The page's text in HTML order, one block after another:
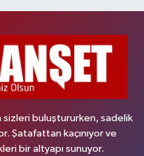
sizleri buluştururken, sadelik
Şatafattan kaçınıyor ve
bir altyapı sunuyor.